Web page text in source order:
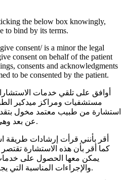
the below box knowingly,
to bind by its terms.
consent/ is a minor the legal
consent on behalf of the patient
consents and acknowledgments
to be consented by the patient.
أوافق على تلقي خدمات
مستشفيات ومراكز ميدكير
استشارة من طبيب معتمد مخول
عن بعد وهي مكالمة محادثة فيديو تفاعلية.
أقر بأنني قرأت إرشادات طريقة
كما أقر بأن هذه الاستشارة
يمكن معها الحصول على
والإجراءات المناسبة التي يجب تطبيقها في حالات الطوارئ.